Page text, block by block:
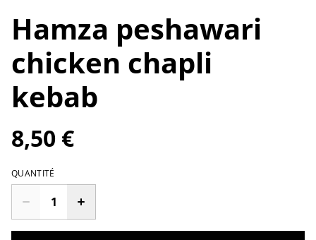
Hamza peshawari
chicken chapli
kebab
8,50 €
QUANTITÉ